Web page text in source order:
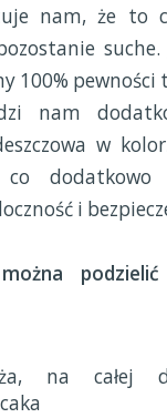
nam, że to
suche.
100% pewności
nam
w
co dodatkowo
i
na całej